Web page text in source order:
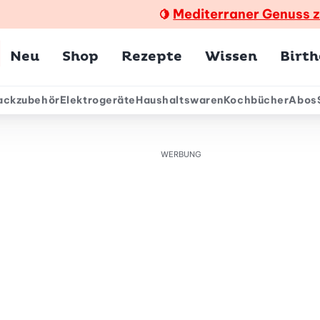
🍋 Mediterraner Genuss
Neu Shop Rezepte Wissen
ElektrogeräteHaushaltswarenKochbücherAbos
WERBUNG